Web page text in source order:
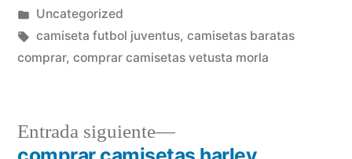
por
Publicado
en
Uncategorized
Etiquetas:
camiseta futbol juventus, camisetas baratas
comprar, comprar camisetas vetusta morla
Entrada siguiente
Entrada